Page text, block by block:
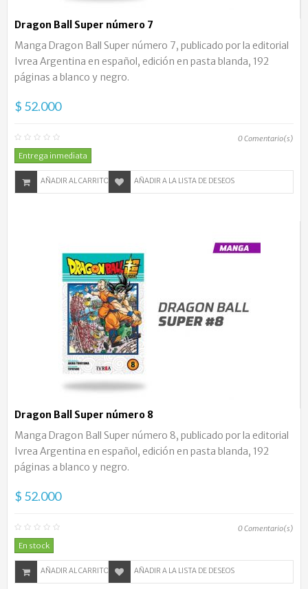
Dragon Ball Super número 7
Manga Dragon Ball Super número 7, publicado por la editorial
Ivrea Argentina en español, edición en pasta blanda, 192
páginas a blanco y negro.
$ 52.000
0Comentario(s)
Entrega inmediata
AÑADIR AL CARRITO AÑADIR A LA LISTA DE DESEOS
Dragon Ball Super número 8
Manga Dragon Ball Super número 8, publicado por la editorial
Ivrea Argentina en español, edición en pasta blanda, 192
páginas a blanco y negro.
$ 52.000
0Comentario(s)
En stock
AÑADIR AL CARRITO AÑADIR A LA LISTA DE DESEOS